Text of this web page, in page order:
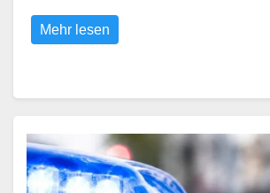
Mehr lesen